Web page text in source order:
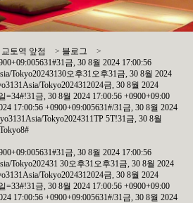
토역 앞점 > 블로그
>
금, 30 8월 2024 17:00:56
Tokyo20243130오후31오후31금, 30 8월 2024
Tokyo2024312024금, 30 8월 2024
=34#!31금, 30 8월 2024 17:00:56 +0900+09:00
17:00:56 +0900+09:005631#/31금, 30 8월 2024
Tokyo2024311TP 5T!31금, 30 8월
금, 30 8월 2024 17:00:56
Tokyo202431 30오후31오후31금, 30 8월 2024
Tokyo2024312024금, 30 8월 2024
=33#!31금, 30 8월 2024 17:00:56 +0900+09:00
17:00:56 +0900+09:005631#/31금, 30 8월 2024